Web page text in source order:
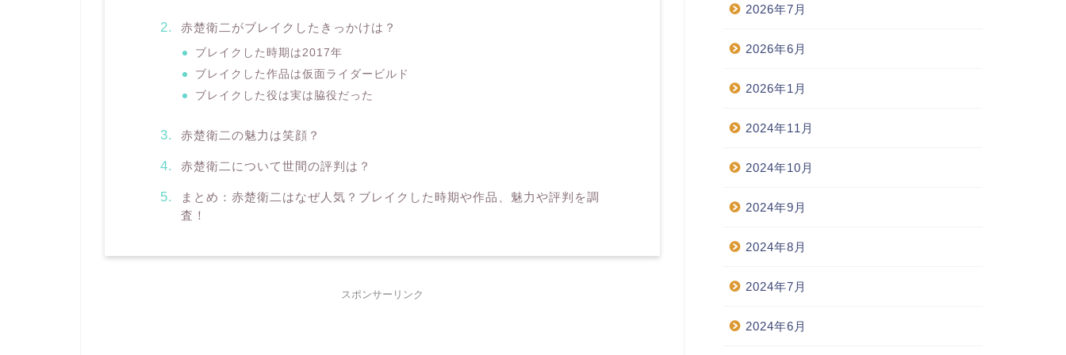
赤楚衛二がブレイクしたきっかけは？
ブレイクした時期は2017年
ブレイクした作品は仮面ライダービルド
ブレイクした役は実は脇役だった
赤楚衛二の魅力は笑顔？
赤楚衛二について世間の評判は？
まとめ：赤楚衛二はなぜ人気？ブレイクした時期や作品、魅力や評判を調
査！
スポンサーリンク
2026年7月
2026年6月
2026年1月
2024年11月
2024年10月
2024年9月
2024年8月
2024年7月
2024年6月